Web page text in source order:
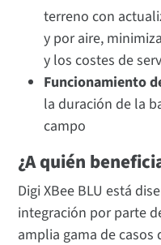
terreno con
y por aire,
y los costes de
Funcionamiento
la duración de la
campo
¿A quién
Digi XBee BLU está
integración por parte
amplia gama de casos